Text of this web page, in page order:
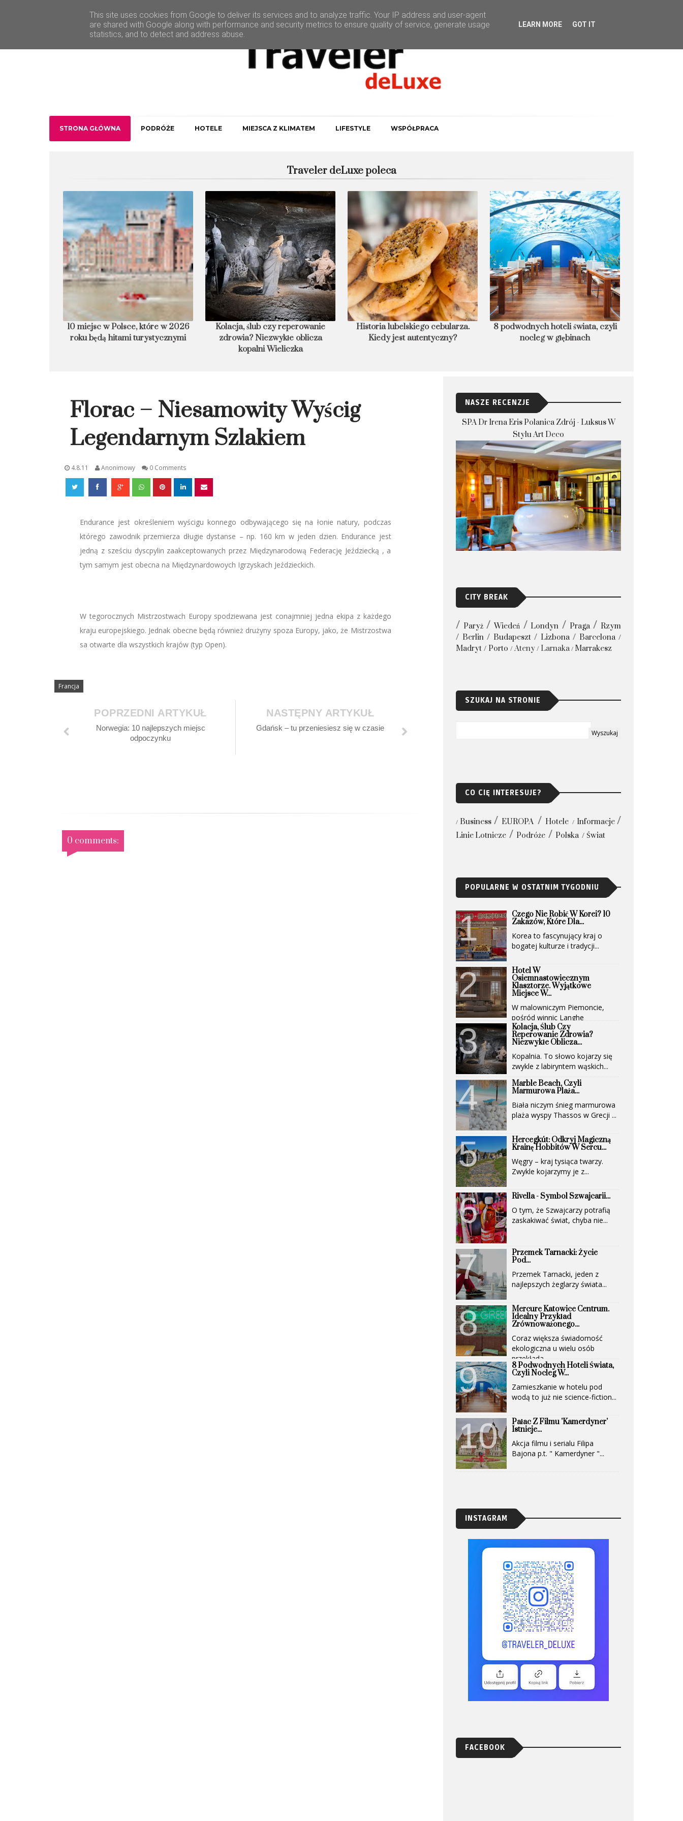
O Traveler deLuxe
STRONA GŁÓWNA PODRÓŻE HOTELE MIEJSCA Z KLIMATEM LIFESTYLE WSPÓŁPRACA
Traveler deLuxe poleca
Kolacja, ślub czy reperowanie
zdrowia? Niezwykłe oblicza
Historia lubelskiego cebularza.
Kiedy jest autentyczny?
8 podwodnych hoteli świata, czyli
nocleg w głębinach
Czego nie robić w Korei? 10
zakazów, które dla bezpieczeństwa
Francja
Florac – Niesamowity Wyścig
Legendarnym Szlakiem
4.8.11 Anonimowy 0 Comments
Endurance jest określeniem wyścigu konnego odbywającego się na łonie natury, podczas
którego zawodnik przemierza długie dystanse – np. 160 km w jeden dzien. Endurance jest
jedną z sześciu dyscpylin zaakceptowanych przez Międzynarodową Federację Jeździecką , a
tym samym jest obecna na Międzynardowoych Igrzyskach Jeździeckich.
W tegorocznych Mistrzostwach Europy spodziewana jest conajmniej jedna ekipa z każdego
kraju europejskiego. Jednak obecne będą również drużyny spoza Europy, jako, że Mistrzostwa
sa otwarte dla wszystkich krajów (typ Open).
NASTĘPNY ARTYKUŁ
Gdańsk – tu przeniesiesz się w czasie
POPRZEDNI ARTYKUŁ
Norwegia: 10 najlepszych miejsc
odpoczynku
0 comments:
NASZE RECENZJE
SPA Dr Irena Eris Polanica Zdrój - Luksus W
Stylu Art Deco
CITY BREAK
Paryż Wiedeń Londyn Praga
Rzym
Berlin
Budapeszt Lizbona
Barcelona
Madryt
Porto Ateny Larnaka Marrakesz
SZUKAJ NA STRONIE
CO CIĘ INTERESUJE?
Business EUROPA Hotele
Informacje
Linie Lotnicze
Podróże Polska Świat
POPULARNE W OSTATNIM TYGODNIU
Czego Nie Robić W Korei? 10
Zakazów, Które Dla...
Korea to fascynujący kraj o
bogatej kulturze i tradycji...
Hotel W
Osiemnastowiecznym
Klasztorze. Wyjątkowe
Miejsce W...
W malowniczym Piemoncie,
pośród winnic Langhe
(UNESCO)...
Kolacja, Ślub Czy
Reperowanie Zdrowia?
Niezwykłe Oblicza...
Kopalnia. To słowo kojarzy się
zwykle z labiryntem wąskich...
Marble Beach, Czyli
Marmurowa Plaża...
Biała niczym śnieg marmurowa
plaża wyspy Thassos w Grecji ...
Hercegkút: Odkryj Magiczną
Krainę Hobbitów W Sercu...
Węgry – kraj tysiąca twarzy.
Zwykle kojarzymy je z...
Rivella - Symbol Szwajcarii...
O tym, że Szwajcarzy potrafią
zaskakiwać świat, chyba nie...
Przemek Tarnacki: Życie
Pod...
Przemek Tarnacki, jeden z
najlepszych żeglarzy świata...
Mercure Katowice Centrum.
Idealny Przykład
Zrównoważonego...
Coraz większa świadomość
ekologiczna u wielu osób
przekłada...
8 Podwodnych Hoteli Świata,
Czyli Nocleg W...
Zamieszkanie w hotelu pod
wodą to już nie science-fiction...
Pałac Z Filmu 'Kamerdyner'
Istnieje...
Akcja filmu i serialu Filipa
Bajona p.t. " Kamerdyner "...
INSTAGRAM
FACEBOOK
This site uses cookies from Google to deliver its services and to analyze traffic. Your IP address and user-agent
are shared with Google along with performance and security metrics to ensure quality of service, generate usage
statistics, and to detect and address abuse.
LEARN MORE GOT IT